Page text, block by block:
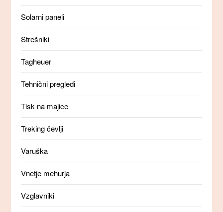
Solarni paneli
Strešniki
Tagheuer
Tehnični pregledi
Tisk na majice
Treking čevlji
Varuška
Vnetje mehurja
Vzglavniki